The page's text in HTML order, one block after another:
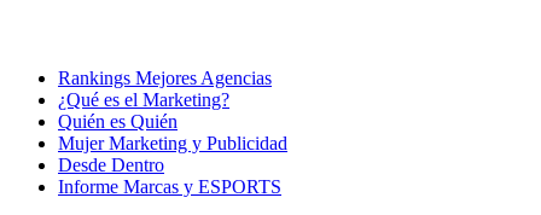
Rankings Mejores Agencias
¿Qué es el Marketing?
Quién es Quién
Mujer Marketing y Publicidad
Desde Dentro
Informe Marcas y ESPORTS